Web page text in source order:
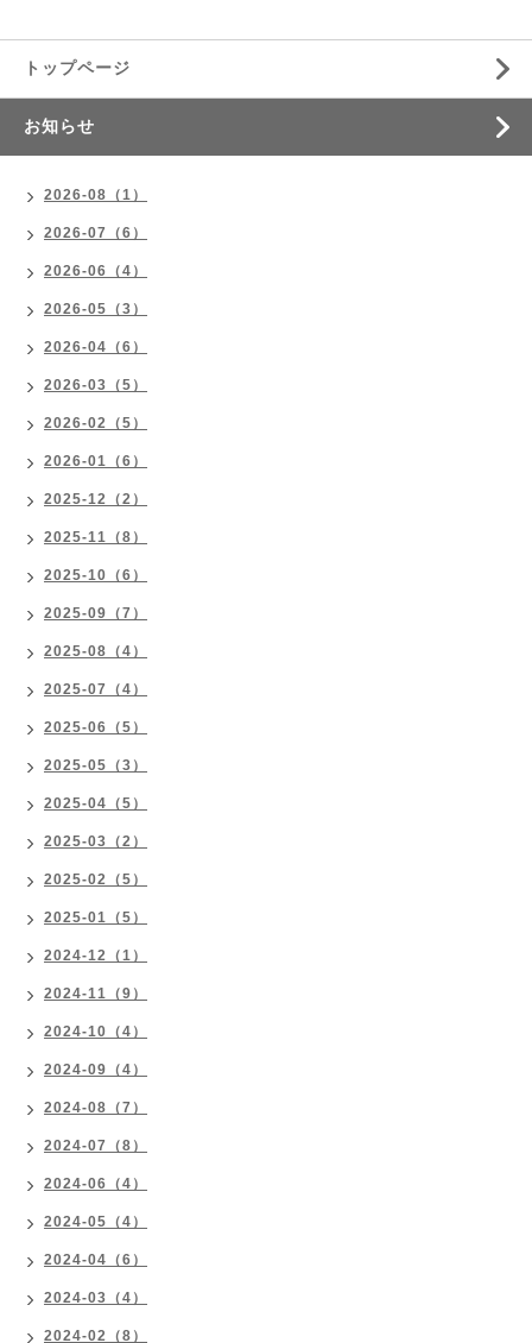
トップページ
お知らせ
2026-08（1）
2026-07（6）
2026-06（4）
2026-05（3）
2026-04（6）
2026-03（5）
2026-02（5）
2026-01（6）
2025-12（2）
2025-11（8）
2025-10（6）
2025-09（7）
2025-08（4）
2025-07（4）
2025-06（5）
2025-05（3）
2025-04（5）
2025-03（2）
2025-02（5）
2025-01（5）
2024-12（1）
2024-11（9）
2024-10（4）
2024-09（4）
2024-08（7）
2024-07（8）
2024-06（4）
2024-05（4）
2024-04（6）
2024-03（4）
2024-02（8）